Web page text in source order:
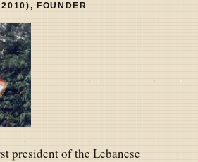
FOUNDER
president of the Lebanese